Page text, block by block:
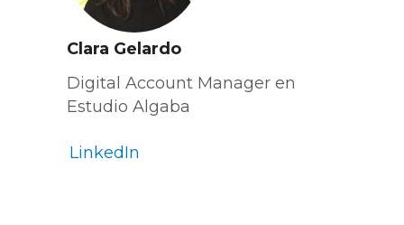
Clara Gelardo
Digital Account Manager en
Estudio Algaba
LinkedIn